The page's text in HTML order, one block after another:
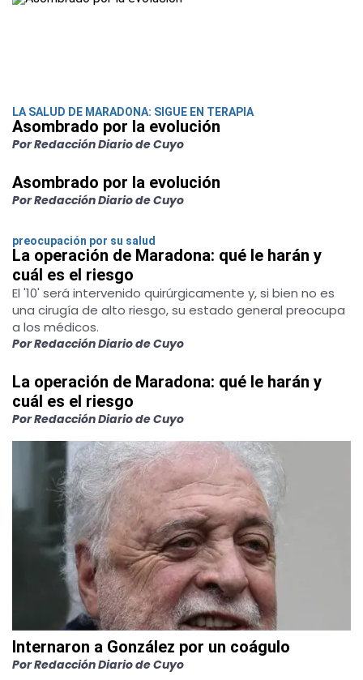
LA SALUD DE MARADONA: SIGUE EN TERAPIA
Asombrado por la evolución
Por Redacción Diario de Cuyo
Asombrado por la evolución
Por Redacción Diario de Cuyo
preocupación por su salud
La operación de Maradona: qué le harán y
cuál es el riesgo
El '10' será intervenido quirúrgicamente y, si bien no es
una cirugía de alto riesgo, su estado general preocupa
a los médicos.
Por Redacción Diario de Cuyo
La operación de Maradona: qué le harán y
cuál es el riesgo
Por Redacción Diario de Cuyo
Internaron a González por un coágulo
Por Redacción Diario de Cuyo